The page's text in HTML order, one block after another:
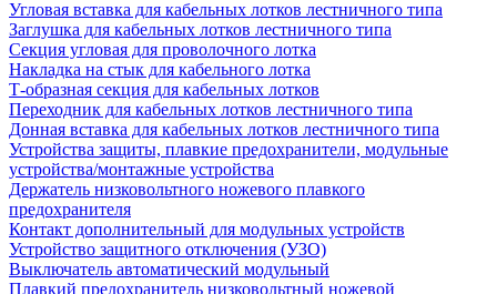
Угловая вставка для кабельных лотков лестничного типа
Заглушка для кабельных лотков лестничного типа
Секция угловая для проволочного лотка
Накладка на стык для кабельного лотка
Т-образная секция для кабельных лотков
Переходник для кабельных лотков лестничного типа
Донная вставка для кабельных лотков лестничного типа
Устройства защиты, плавкие предохранители, модульные
устройства/монтажные устройства
Держатель низковольтного ножевого плавкого
предохранителя
Контакт дополнительный для модульных устройств
Устройство защитного отключения (УЗО)
Выключатель автоматический модульный
Плавкий предохранитель низковольтный ножевой